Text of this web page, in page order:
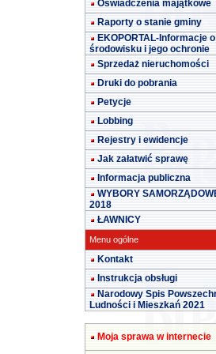
Oświadczenia majątkowe
Raporty o stanie gminy
EKOPORTAL-Informacje o
środowisku i jego ochronie
Sprzedaż nieruchomości
Druki do pobrania
Petycje
Lobbing
Rejestry i ewidencje
Jak załatwić sprawę
Informacja publiczna
WYBORY
2018
ŁAWNICY
Menu ogólne
Kontakt
Instrukcja obsługi
Narodowy Spis
Ludności i Mieszkań 2021
Moja sprawa w internecie